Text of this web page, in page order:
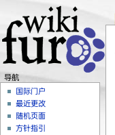
导航
国际门户
最近更改
随机页面
方针指引